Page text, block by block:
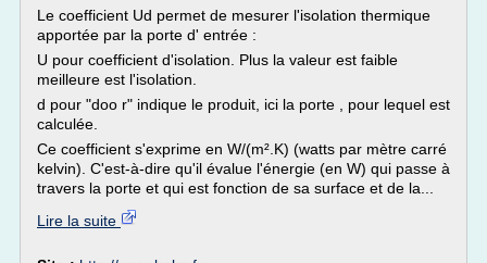
Le coefficient Ud permet de mesurer l'isolation thermique
apportée par la porte d' entrée :
U pour coefficient d'isolation. Plus la valeur est faible
meilleure est l'isolation.
d pour "doo r" indique le produit, ici la porte , pour lequel est
calculée.
Ce coefficient s'exprime en W/(m².K) (watts par mètre carré
kelvin). C'est-à-dire qu'il évalue l'énergie (en W) qui passe à
travers la porte et qui est fonction de sa surface et de la...
Lire la suite